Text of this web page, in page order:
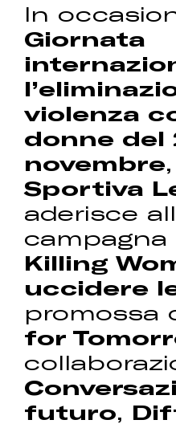
In
Giornata
violenza
donne del
novembre
Sportiva
aderisce
campagna
Killing
uccidere
promossa
for
futuro,